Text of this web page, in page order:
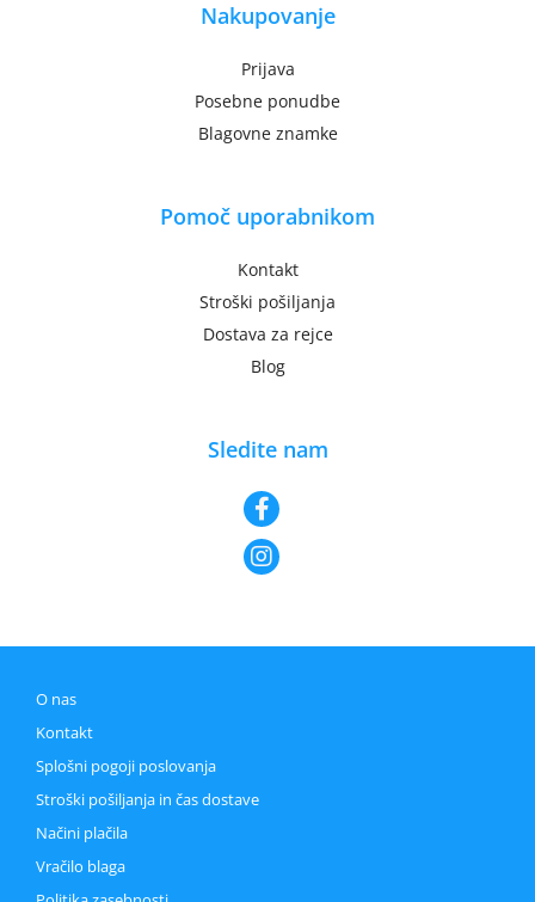
Nakupovanje
Prijava
Posebne ponudbe
Blagovne znamke
Pomoč uporabnikom
Kontakt
Stroški pošiljanja
Dostava za rejce
Blog
Sledite nam
O nas
Kontakt
Splošni pogoji poslovanja
Stroški pošiljanja in čas dostave
Načini plačila
Vračilo blaga